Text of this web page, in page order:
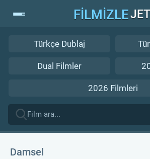
FİLMİZLEJET
Türkçe Dublaj
Dual Filmler
2026 Filmleri
Damsel